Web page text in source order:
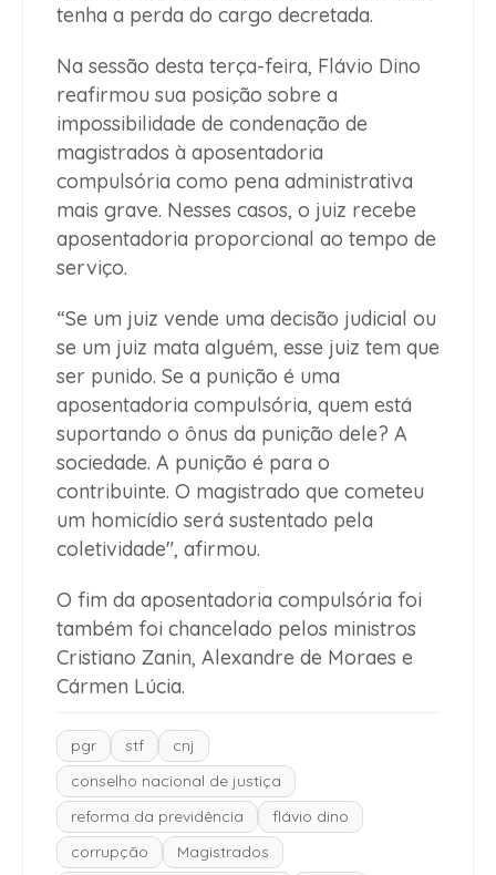
tenha a perda do cargo decretada.
Na sessão desta terça-feira, Flávio Dino
reafirmou sua posição sobre a
impossibilidade de condenação de
magistrados à aposentadoria
compulsória como pena administrativa
mais grave. Nesses casos, o juiz recebe
aposentadoria proporcional ao tempo de
serviço.
“Se um juiz vende uma decisão judicial ou
se um juiz mata alguém, esse juiz tem que
ser punido. Se a punição é uma
aposentadoria compulsória, quem está
suportando o ônus da punição dele? A
sociedade. A punição é para o
contribuinte. O magistrado que cometeu
um homicídio será sustentado pela
coletividade", afirmou.
O fim da aposentadoria compulsória foi
também foi chancelado pelos ministros
Cristiano Zanin, Alexandre de Moraes e
Cármen Lúcia.
pgr stf
cnj
conselho nacional de justiça
reforma da previdência
flávio dino
corrupção
Magistrados